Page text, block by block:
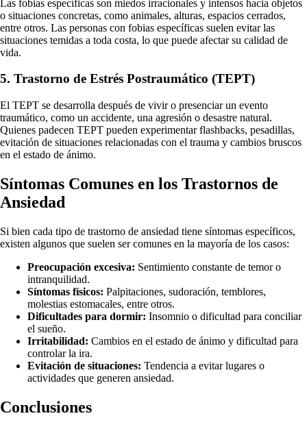
Las fobias específicas son miedos irracionales y intensos hacia objetos
o situaciones concretas, como animales, alturas, espacios cerrados,
entre otros. Las personas con fobias específicas suelen evitar las
situaciones temidas a toda costa, lo que puede afectar su calidad de
vida.
5. Trastorno de Estrés Postraumático (TEPT)
El TEPT se desarrolla después de vivir o presenciar un evento
traumático, como un accidente, una agresión o desastre natural.
Quienes padecen TEPT pueden experimentar flashbacks, pesadillas,
evitación de situaciones relacionadas con el trauma y cambios bruscos
en el estado de ánimo.
Síntomas Comunes en los Trastornos de
Ansiedad
Si bien cada tipo de trastorno de ansiedad tiene síntomas específicos,
existen algunos que suelen ser comunes en la mayoría de los casos:
Preocupación excesiva: Sentimiento constante de temor o
intranquilidad.
Síntomas físicos: Palpitaciones, sudoración, temblores,
molestias estomacales, entre otros.
Dificultades para dormir: Insomnio o dificultad para conciliar
el sueño.
Irritabilidad: Cambios en el estado de ánimo y dificultad para
controlar la ira.
Evitación de situaciones: Tendencia a evitar lugares o
actividades que generen ansiedad.
Conclusiones